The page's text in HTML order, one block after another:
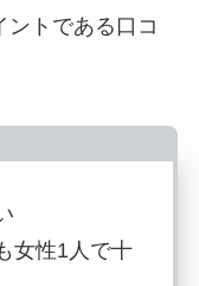
ントである 口コ
女性1人で十